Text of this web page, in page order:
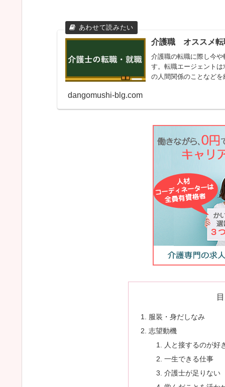
介護職 オススメ転
介護職の転職に際し今
す。転職エージェント
の人間関係のことなど
dangomushi-blg.com
服装・身だしなみ
志望動機
人と接するのが好
一生できる仕事
介護士が足りない